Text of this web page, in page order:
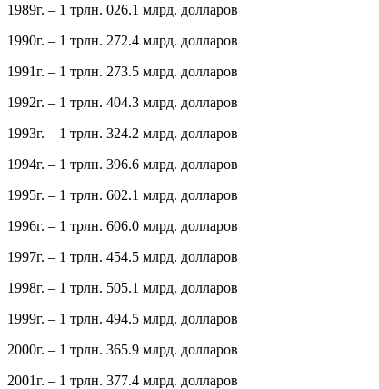
1989г. – 1 трлн. 026.1 млрд. долларов
1990г. – 1 трлн. 272.4 млрд. долларов
1991г. – 1 трлн. 273.5 млрд. долларов
1992г. – 1 трлн. 404.3 млрд. долларов
1993г. – 1 трлн. 324.2 млрд. долларов
1994г. – 1 трлн. 396.6 млрд. долларов
1995г. – 1 трлн. 602.1 млрд. долларов
1996г. – 1 трлн. 606.0 млрд. долларов
1997г. – 1 трлн. 454.5 млрд. долларов
1998г. – 1 трлн. 505.1 млрд. долларов
1999г. – 1 трлн. 494.5 млрд. долларов
2000г. – 1 трлн. 365.9 млрд. долларов
2001г. – 1 трлн. 377.4 млрд. долларов